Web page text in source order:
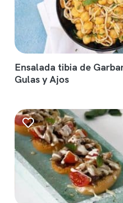
Ensalada tibia de
Gulas y Ajos